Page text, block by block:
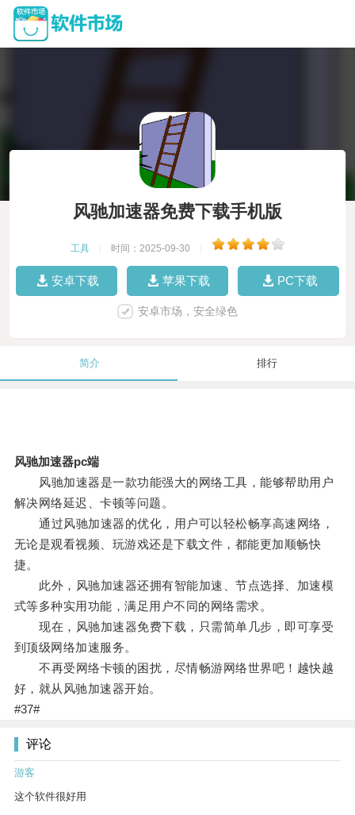
风驰加速器免费下载手机版
工具 时间：2025-09-30
安卓下载 苹果下载 PC下载
安卓市场，安全绿色
简介 排行
风驰加速器pc端
风驰加速器是一款功能强大的网络工具，能够帮助用户
解决网络延迟、卡顿等问题。
通过风驰加速器的优化，用户可以轻松畅享高速网络，
无论是观看视频、玩游戏还是下载文件，都能更加顺畅快
捷。
此外，风驰加速器还拥有智能加速、节点选择、加速模
式等多种实用功能，满足用户不同的网络需求。
现在，风驰加速器免费下载，只需简单几步，即可享受
到顶级网络加速服务。
不再受网络卡顿的困扰，尽情畅游网络世界吧！越快越
好，就从风驰加速器开始。
#37#
评论
游客
这个软件很好用